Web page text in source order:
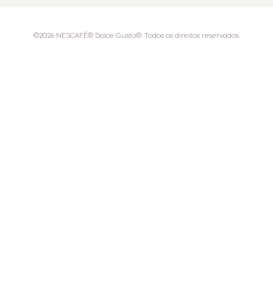
©2026 NESCAFÉ® Dolce Gusto®. Todos os direitos reservados.